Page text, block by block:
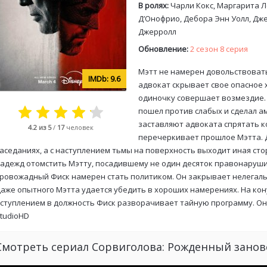
9.6
4.2 из 5/ 17 человек
В ролях:Чарли Кокс, Маргарита
Д’Онофрио, Дебора Энн Уолл,
Джерролл
Обновление:2 сезон 8 серия
Мэтт не намерен
адвокат скрывает свое
одиночку совершает
пошел против слабых и сделал
заставляют адвоката спрятать
перечеркивает прошлое Мэтта.
а с наступлением тьмы на поверхность выходит иная
отомстить Мэтту, посадившему не один десяток
Фиск намерен стать политиком. Он закрывает
опытного Мэтта удается убедить в хороших намерениях. На
в должность Фиск разворачивает тайную программу.
сериал Сорвиголова: Рожденный